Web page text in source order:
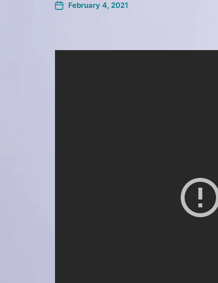
February 4, 2021